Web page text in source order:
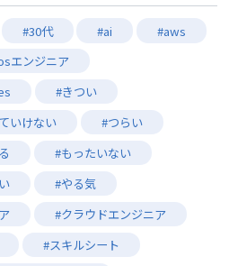
#30代 #ai
#aws
エンジニア
#きつい
いけない
#つらい
#もったいない
#やる気
#クラウドエンジニア
#スキルシート